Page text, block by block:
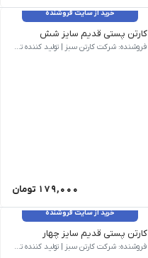
خرید از سایت فروشنده
کارتن پستی قدیم سایز شش
وزن 1084 گرم | ابعاد بیرونی 600 × 350 × 320 میلی‌متر | نام کالا کارتن پستی قدیم سایز شش | شناسه محصول CS-B01-11 | مدل فنی B01 | روش ساخت بسته بندی | نوع فلوت BC | سایز شش | تعداد لایه پنج لایه | رنگ رویه قهوه ای | کیفیت درجه یک
فروشنده: شرکت کارتن سبز | تولید کننده تخصصی کارتن و جعبه
179,000 تومان
خرید از سایت فروشنده
کارتن پستی قدیم سایز چهار
وزن 280 گرم| | ابعاد بیرونی 400 × 250 × 200 میلی‌متر| | نام کالا کارتن پستی قدیم سایز چهار | مدل فنی B01 | روش ساخت بسته بندی | نوع چاپ بدون چاپ | سایز چهار | رنگ رویه قهوه ای | کیفیت درجه یک
فروشنده: شرکت کارتن سبز | تولید کننده تخصصی کارتن و جعبه